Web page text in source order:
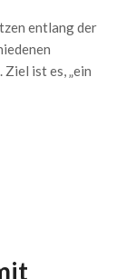
entlang der
ist es, „ein